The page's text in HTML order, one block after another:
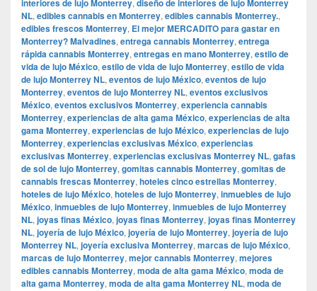
interiores de lujo Monterrey diseño de interiores de lujo Monterrey
NL, edibles cannabis en Monterrey, edibles cannabis Monterrey.,
edibles frescos Monterrey, El mejor MERCADITO para gastar en
Monterrey? Malvadines, entrega cannabis Monterrey, entrega
rápida cannabis Monterrey, entregas en mano Monterrey, estilo de
vida de lujo México, estilo de vida de lujo Monterrey, estilo de vida
de lujo Monterrey NL, eventos de lujo México, eventos de lujo
Monterrey, eventos de lujo Monterrey NL, eventos exclusivos
México, eventos exclusivos Monterrey, experiencia cannabis
Monterrey, experiencias de alta gama México, experiencias de alta
gama Monterrey, experiencias de lujo México, experiencias de lujo
Monterrey, experiencias exclusivas México, experiencias
exclusivas Monterrey, experiencias exclusivas Monterrey NL, gafas
de sol de lujo Monterrey, gomitas cannabis Monterrey, gomitas de
cannabis frescas Monterrey, hoteles cinco estrellas Monterrey,
hoteles de lujo México, hoteles de lujo Monterrey, inmuebles de lujo
México, inmuebles de lujo Monterrey, inmuebles de lujo Monterrey
NL, joyas finas México, joyas finas Monterrey, joyas finas Monterrey
NL, joyería de lujo México, joyería de lujo Monterrey, joyería de lujo
Monterrey NL, joyería exclusiva Monterrey, marcas de lujo México,
marcas de lujo Monterrey, mejor cannabis Monterrey, mejores
edibles cannabis Monterrey, moda de alta gama México, moda de
alta gama Monterrey, moda de alta gama Monterrey NL, moda de